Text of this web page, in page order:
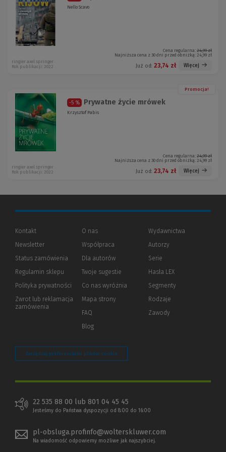
Nello Scavo
Cena regularna: 24,99 zł
Najniższa cena z 30 dni przed obniżką: 24,99 zł
Już od: 23,74 zł Więcej
ringier axel springer
Rok publikacji: 2022
Promocja!
-5 % Prywatne życie mrówek
Krzysztof Pabis
Cena regularna: 24,99 zł
Najniższa cena z 30 dni przed obniżką: 24,99 zł
Już od: 23,74 zł Więcej
ringier axel springer
Rok publikacji: 2022
Kontakt
Newsletter
Status zamówienia
Regulamin sklepu
Polityka prywatności (Nowe
(Link
innej
Zwrot lub reklamacja
zamówienia
O nas
Współpraca
Dla autorów(Nowe
(Link
innej
strony)
Twoje sugestie
Co nas wyróżnia
Mapa strony
FAQ
Blog
Wydawnictwa
Autorzy
Serie
Hasła LEX
Segmenty
Rodzaje
Zawody
Zarządzaj preferencjami plików cookie
22 535 88 00 lub 801 04 45 45
Jesteśmy do Państwa dyspozycji od 8:00 do 16:00
pl-obsluga.profinfo@wolterskluwer.com
Na wiadomość odpowiemy możliwe jak najszybciej.